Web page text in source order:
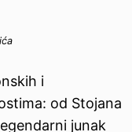
i
od Stojana
junak